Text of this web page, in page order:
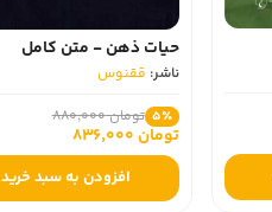
حیات ذهن - متن کامل
ناشر: ققنوس
5٪ تومان 880,000
تومان 836,000
افزودن به سبد خرید